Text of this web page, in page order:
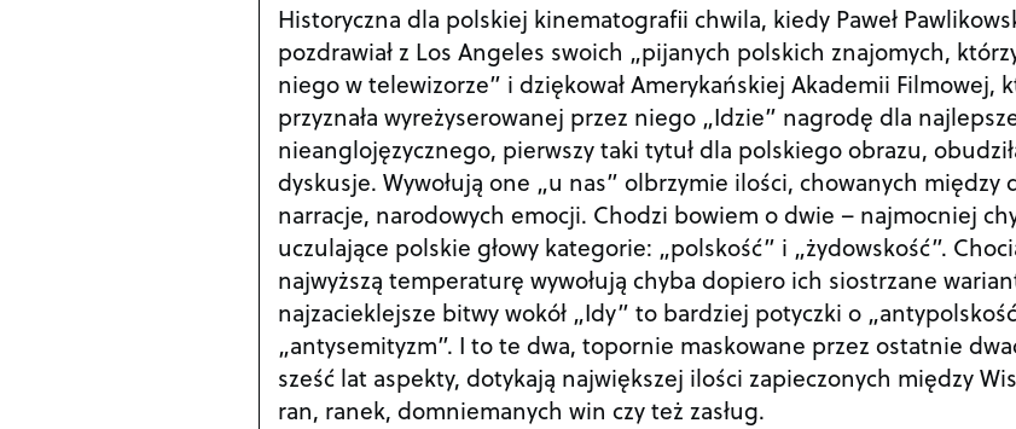
Historyczna dla polskiej kinematografii chwila, kiedy Paweł
pozdrawiał z Los Angeles swoich „pijanych polskich znajomych,
niego w telewizorze” i dziękował Amerykańskiej Akademii Filmowej,
przyznała wyreżyserowanej przez niego „Idzie” nagrodę dla
nieanglojęzycznego, pierwszy taki tytuł dla polskiego obrazu,
dyskusje. Wywołują one „u nas” olbrzymie ilości, chowanych między
narracje, narodowych emocji. Chodzi bowiem o dwie – najmocniej
uczulające polskie głowy kategorie: „polskość” i „żydowskość”.
najwyższą temperaturę wywołują chyba dopiero ich siostrzane
najzacieklejsze bitwy wokół „Idy” to bardziej potyczki o
„antysemityzm”. I to te dwa, topornie maskowane przez ostatnie
sześć lat aspekty, dotykają największej ilości zapieczonych między
ran, ranek, domniemanych win czy też zasług.